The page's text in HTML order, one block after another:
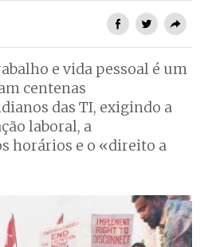
e vida pessoal é um
centenas
das TI, exigindo a
laboral, a
horários e o «direito a